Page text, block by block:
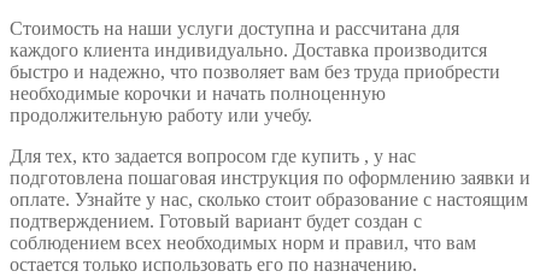
Стоимость на наши услуги доступна и рассчитана для
каждого клиента индивидуально. Доставка производится
быстро и надежно, что позволяет вам без труда приобрести
необходимые корочки и начать полноценную
продолжительную работу или учебу.
Для тех, кто задается вопросом где купить , у нас
подготовлена пошаговая инструкция по оформлению заявки и
оплате. Узнайте у нас, сколько стоит образование с настоящим
подтверждением. Готовый вариант будет создан с
соблюдением всех необходимых норм и правил, что вам
остается только использовать его по назначению.